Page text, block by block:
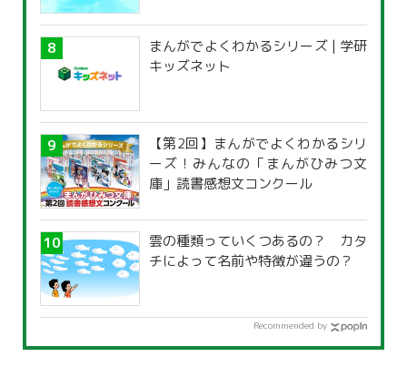
まんがでよくわかるシリーズ | 学研
キッズネット
【第2回】まんがでよくわかるシリ
ーズ！みんなの「まんがひみつ文
庫」読書感想文コンクール
雲の種類っていくつあるの？ カタ
チによって名前や特徴が違うの？
Recommended by